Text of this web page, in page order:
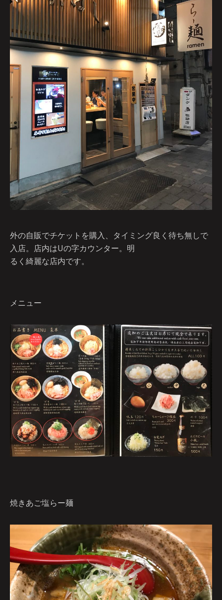
外の自販でチケットを購入、タイミング良く待ち無しで
入店。店内はUの字カウンター。明
るく綺麗な店内です。
メニュー
焼きあご塩らー麺